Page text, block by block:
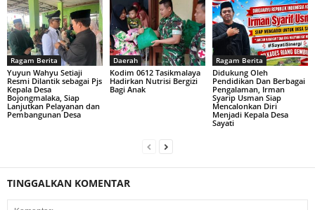
Ragam Berita
Yuyun Wahyu Setiaji
Resmi Dilantik sebagai Pjs
Kepala Desa
Bojongmalaka, Siap
Lanjutkan Pelayanan dan
Pembangunan Desa
Daerah
Kodim 0612 Tasikmalaya
Hadirkan Nutrisi Bergizi
Bagi Anak
Ragam Berita
Didukung Oleh
Pendidikan Dan Berbagai
Pengalaman, Irman
Syarip Usman Siap
Mencalonkan Diri
Menjadi Kepala Desa
Sayati
TINGGALKAN KOMENTAR